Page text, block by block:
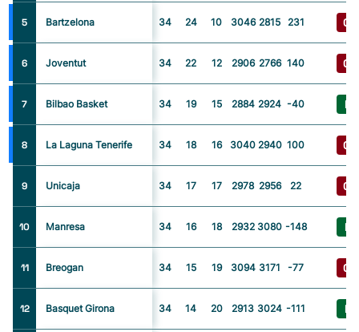
5 Bartzelona 34 24 10 3046 2815 231 G
6 Joventut 34 22 12 2906 2766 140 G
7 Bilbao Basket 34 19 15 2884 2924 -40 I
8 La Laguna Tenerife 34 18 16 3040 2940 100 G
9 Unicaja 34 17 17 2978 2956 22 G
10 Manresa 34 16 18 2932 3080 -148 I
11 Breogan 34 15 19 3094 3171 -77 G
12 Basquet Girona 34 14 20 2913 3024 -111 I